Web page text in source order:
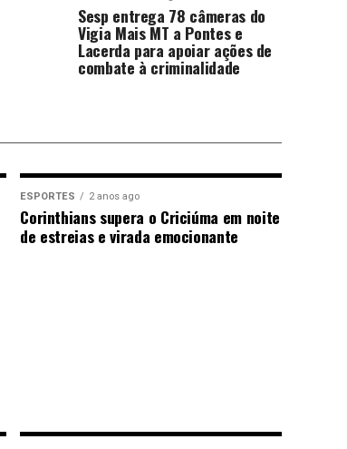
Sesp entrega 78 câmeras do
Vigia Mais MT a Pontes e
Lacerda para apoiar ações de
combate à criminalidade
ESPORTES 2 anos ago
Corinthians supera o Criciúma em noite
de estreias e virada emocionante